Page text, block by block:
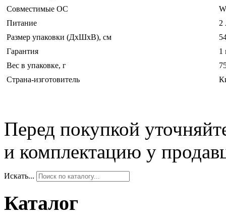
Совместимые ОС
Питание
2
Размер упаковки (ДхШхВ), см
Гарантия
1
Вес в упаковке, г
Страна-изготовитель
Перед покупкой
и комплектацию у
Искать...
Каталог